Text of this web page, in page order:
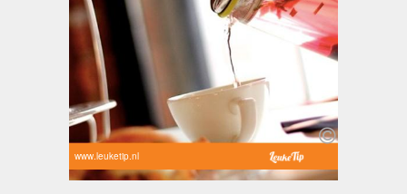
www.leuketip.nl